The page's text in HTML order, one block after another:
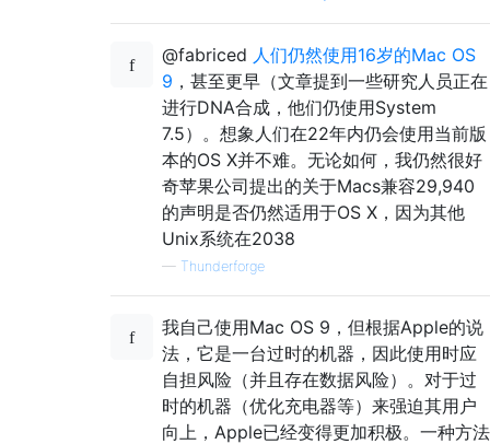
@fabriced 人们仍然使用16岁的Mac OS
9 ，甚至更早（文章提到一些研究人员正在
进行DNA合成，他们仍使用System
7.5）。想象人们在22年内仍会使用当前版
本的OS X并不难。无论如何，我仍然很好
奇苹果公司提出的关于Macs兼容29,940
的声明是否仍然适用于OS X，因为其他
Unix系统在2038
— Thunderforge
我自己使用Mac OS 9，但根据Apple的说
法，它是一台过时的机器，因此使用时应
自担风险（并且存在数据风险）。对于过
时的机器（优化充电器等）来强迫其用户
向上，Apple已经变得更加积极。一种方法